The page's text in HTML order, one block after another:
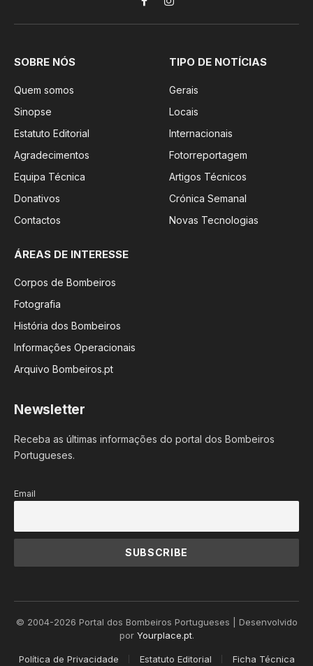
FacebookInstagram
SOBRE NÓS
Quem somos
Sinopse
Estatuto Editorial
Agradecimentos
Equipa Técnica
Donativos
Contactos
TIPO DE NOTÍCIAS
Gerais
Locais
Internacionais
Fotorreportagem
Artigos Técnicos
Crónica Semanal
Novas Tecnologias
ÁREAS DE INTERESSE
Corpos de Bombeiros
Fotografia
História dos Bombeiros
Informações Operacionais
Arquivo Bombeiros.pt
Newsletter
Receba as últimas informações do portal dos Bombeiros
Portugueses.
Email
© 2004-2026 Portal dos Bombeiros Portugueses | Desenvolvido
por Yourplace.pt.
Política de Privacidade Estatuto Editorial Ficha Técnica